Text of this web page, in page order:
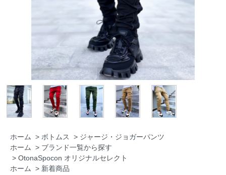
ホーム > ボトムス > ジャージ・ジョガーパンツ
ホーム > ブランド一覧から探す
> OtonaSpocon オリジナルセレクト
ホーム > 新着商品